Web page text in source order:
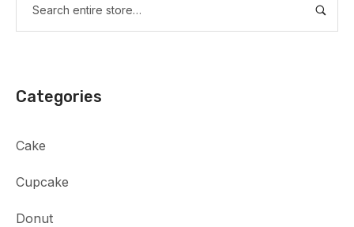
Categories
Cake
Cupcake
Donut